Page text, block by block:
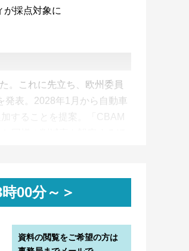
が採点対象に
。これに先立ち、欧州委員
発表。2028年1月から自動車
することを提案。「CBAM
活動分野の排出量・除去量
要件が課されているが、対
特に森林では、従来採点対
00分～＞
資料の閲覧をご希望の方は